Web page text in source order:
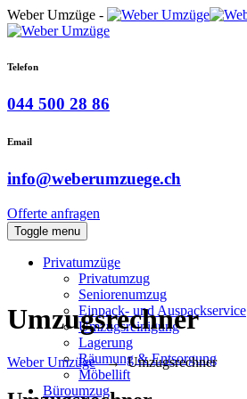
Weber Umzüge -
Telefon
044 500 28 86
Email
info@weberumzuege.ch
Offerte anfragen
Toggle menu
Privatumzüge
Privatumzug
Seniorenumzug
Einpack- und Auspackservice
Umzugsreinigung
Lagerung
Räumung & Entsorgung
Möbellift
Büroumzug
Umzugsrechner
Weber Umzüge →Umzugsrechner